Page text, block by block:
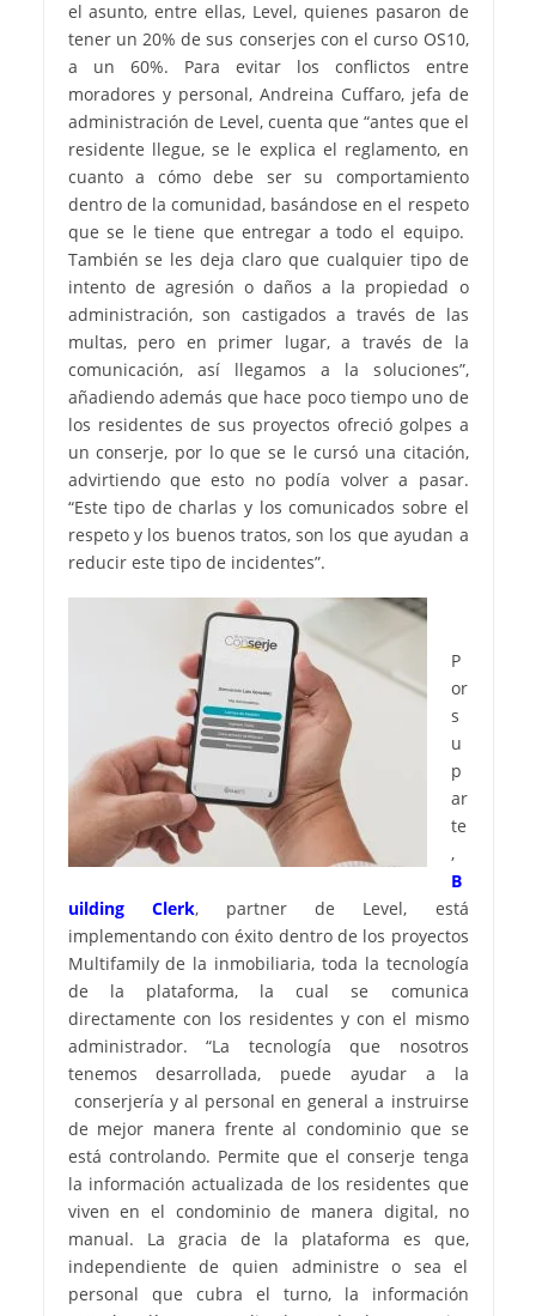
el asunto, entre ellas, Level, quienes pasaron de
tener un 20% de sus conserjes con el curso OS10,
a un 60%. Para evitar los conflictos entre
moradores y personal, Andreina Cuffaro, jefa de
administración de Level, cuenta que “antes que el
residente llegue, se le explica el reglamento, en
cuanto a cómo debe ser su comportamiento
dentro de la comunidad, basándose en el respeto
que se le tiene que entregar a todo el equipo.
También se les deja claro que cualquier tipo de
intento de agresión o daños a la propiedad o
administración, son castigados a través de las
multas, pero en primer lugar, a través de la
comunicación, así llegamos a la soluciones”,
añadiendo además que hace poco tiempo uno de
los residentes de sus proyectos ofreció golpes a
un conserje, por lo que se le cursó una citación,
advirtiendo que esto no podía volver a pasar.
“Este tipo de charlas y los comunicados sobre el
respeto y los buenos tratos, son los que ayudan a
reducir este tipo de incidentes”.
P
or
s
u
p
ar
te
,
B
uilding Clerk, partner de Level, está
implementando con éxito dentro de los proyectos
Multifamily de la inmobiliaria, toda la tecnología
de la plataforma, la cual se comunica
directamente con los residentes y con el mismo
administrador. “La tecnología que nosotros
tenemos desarrollada, puede ayudar a la
conserjería y al personal en general a instruirse
de mejor manera frente al condominio que se
está controlando. Permite que el conserje tenga
la información actualizada de los residentes que
viven en el condominio de manera digital, no
manual. La gracia de la plataforma es que,
independiente de quien administre o sea el
personal que cubra el turno, la información